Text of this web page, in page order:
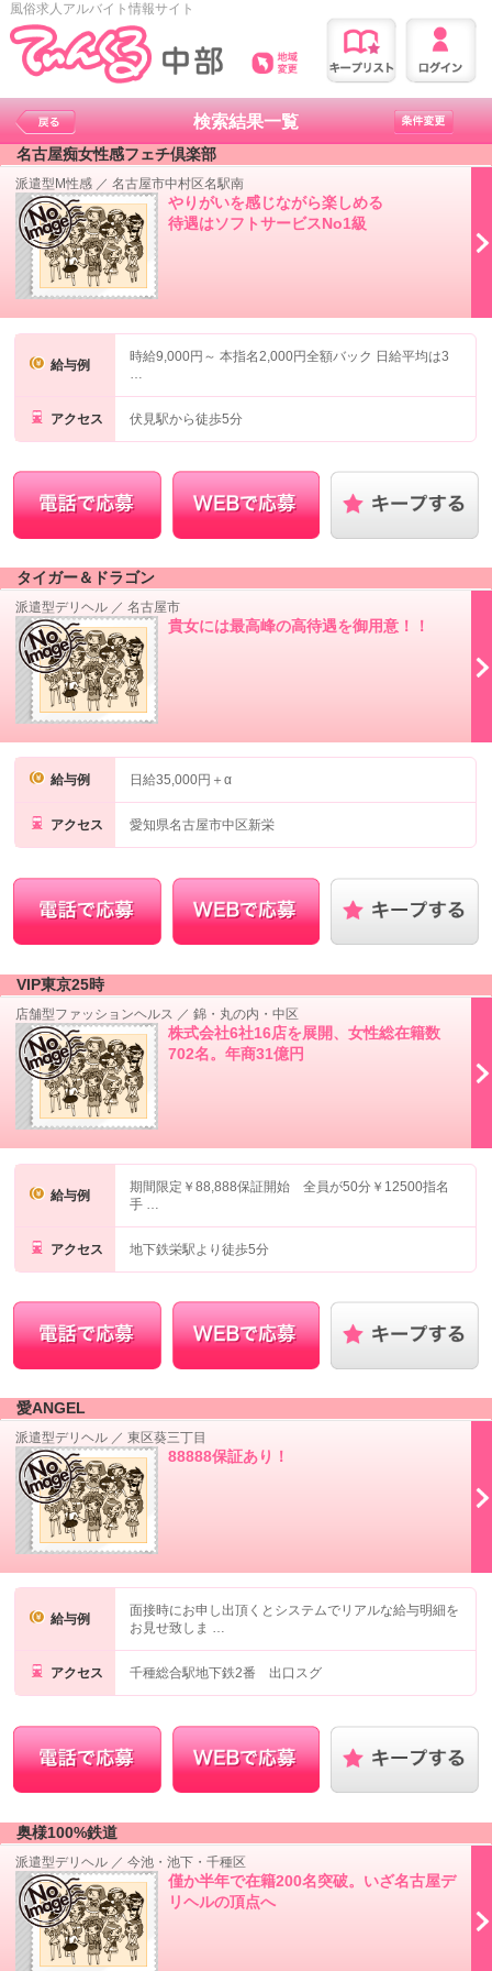
風俗求人アルバイト情報サイト
検索結果一覧
名古屋痴女性感フェチ倶楽部
派遣型M性感 ／名古屋市中村区名駅南
やりがいを感じながら楽しめる
待遇はソフトサービスNo1級
給与例
時給9,000円～ 本指名2,000円全額バック 日給平均は3
アクセス 伏見駅から徒歩5分
タイガー＆ドラゴン
派遣型デリヘル ／名古屋市
貴女には最高峰の高待遇を御用意！！
給与例 日給35,000円＋α
アクセス 愛知県名古屋市中区新栄
VIP東京25時
店舗型ファッションヘルス ／錦・丸の内・中区
株式会社6社16店を展開、女性総在籍数
702名。年商31億円
給与例
期間限定￥88,888保証開始 全員が50分￥12500指名
手 …
アクセス 地下鉄栄駅より徒歩5分
愛ANGEL
派遣型デリヘル ／東区葵三丁目
88888保証あり！
給与例
面接時にお申し出頂くとシステムでリアルな給与明細を
お見せ致しま …
アクセス 千種総合駅地下鉄2番 出口スグ
奥様100%鉄道
派遣型デリヘル ／今池・池下・千種区
僅か半年で在籍200名突破。いざ名古屋デ
リヘルの頂点へ